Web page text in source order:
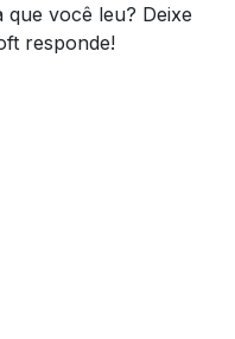
que você leu? Deixe
responde!